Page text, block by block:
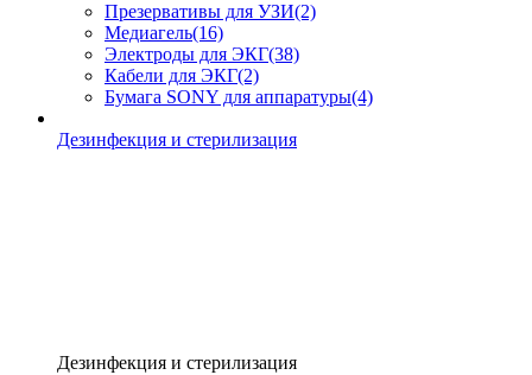
Презервативы для УЗИ(2)
Медиагель(16)
Электроды для ЭКГ(38)
Кабели для ЭКГ(2)
Бумага SONY для аппаратуры(4)
Дезинфекция и стерилизация
Дезинфекция и стерилизация